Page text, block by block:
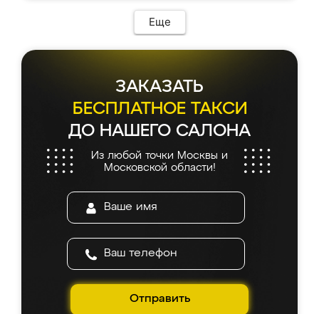
Еще
ЗАКАЗАТЬ
БЕСПЛАТНОЕ ТАКСИ
ДО НАШЕГО САЛОНА
Из любой точки Москвы и
Московской области!
Отправить